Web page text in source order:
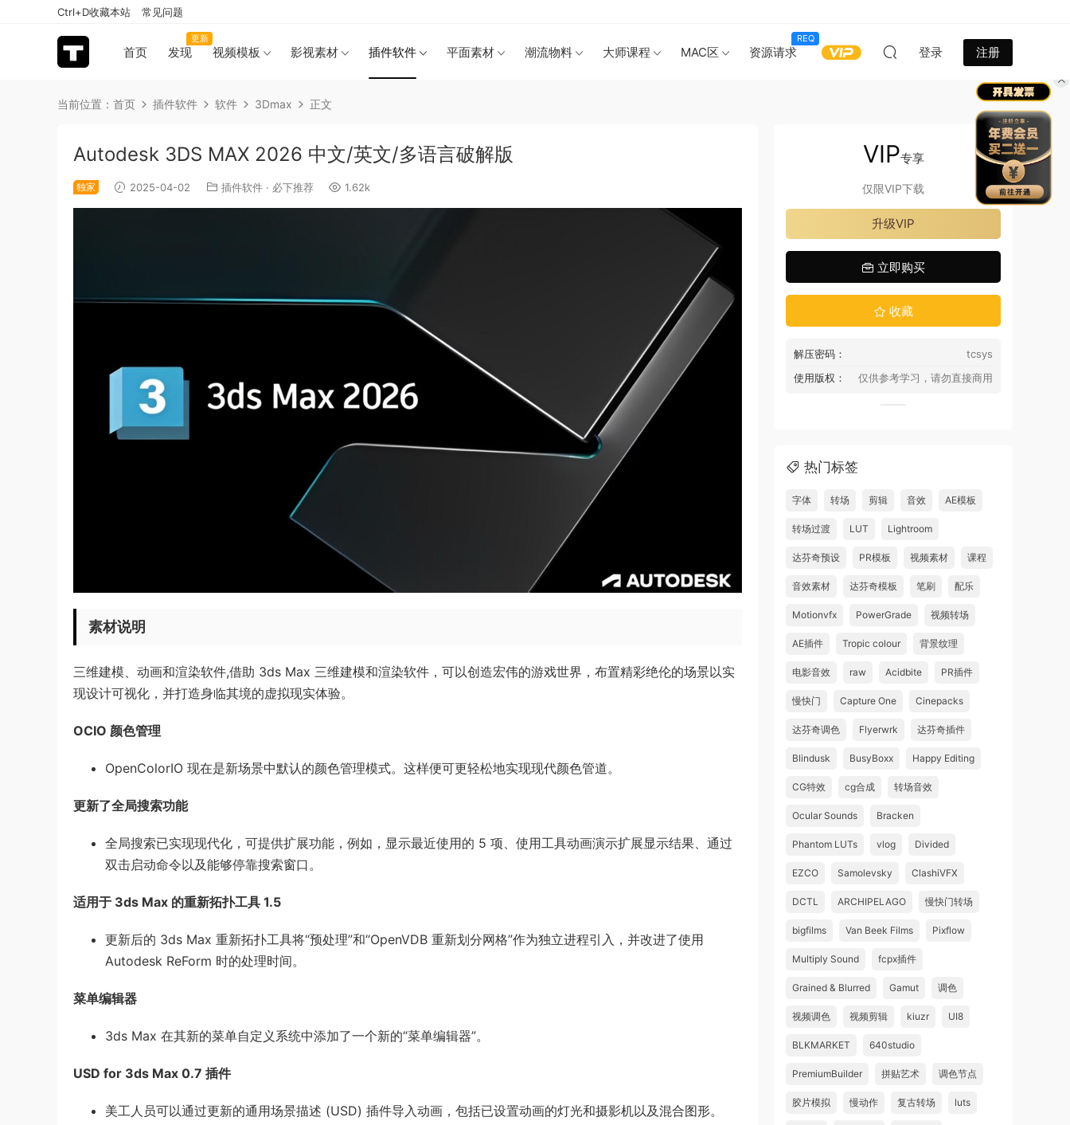
首页 发现
更新
视频模板 影视素材 插件软件 平面素材 潮流物料 大师课程 MAC区 资源请求
REQ
登录 注册
Ctrl+D收藏本站 常见问题
当前位置： 首页 插件软件 软件 3Dmax 正文
Autodesk 3DS MAX 2026 中文/英文/多语言破解版
独家 2025-04-02 插件软件 · 必下推荐 1.62k
素材说明
三维建模、动画和渲染软件,借助 3ds Max 三维建模和渲染软件，可以创造宏伟的游戏世界，布置精彩绝伦的场景以实
现设计可视化，并打造身临其境的虚拟现实体验。
OCIO 颜色管理
OpenColorIO 现在是新场景中默认的颜色管理模式。这样便可更轻松地实现现代颜色管道。
更新了全局搜索功能
全局搜索已实现现代化，可提供扩展功能，例如，显示最近使用的 5 项、使用工具动画演示扩展显示结果、通过
双击启动命令以及能够停靠搜索窗口。
适用于 3ds Max 的重新拓扑工具 1.5
更新后的 3ds Max 重新拓扑工具将“预处理”和“OpenVDB 重新划分网格”作为独立进程引入，并改进了使用
Autodesk ReForm 时的处理时间。
菜单编辑器
3ds Max 在其新的菜单自定义系统中添加了一个新的“菜单编辑器”。
USD for 3ds Max 0.7 插件
美工人员可以通过更新的通用场景描述 (USD) 插件导入动画，包括已设置动画的灯光和摄影机以及混合图形。
VIP专享
仅限VIP下载
升级VIP
立即购买
收藏
解压密码：
tcsys
使用版权：
仅供参考学习，请勿直接商用
热门标签
字体 转场 剪辑 音效 AE模板
转场过渡 LUT Lightroom
达芬奇预设 PR模板 视频素材 课程
音效素材 达芬奇模板 笔刷 配乐
Motionvfx PowerGrade 视频转场
AE插件 Tropic colour 背景纹理
电影音效 raw Acidbite PR插件
慢快门 Capture One Cinepacks
达芬奇调色 Flyerwrk 达芬奇插件
Blindusk BusyBoxx Happy Editing
CG特效 cg合成 转场音效
Ocular Sounds Bracken
Phantom LUTs vlog Divided
EZCO Samolevsky ClashiVFX
DCTL ARCHIPELAGO 慢快门转场
bigfilms Van Beek Films Pixflow
Multiply Sound fcpx插件
Grained & Blurred Gamut 调色
视频调色 视频剪辑 kiuzr UI8
BLKMARKET 640studio
PremiumBuilder 拼贴艺术 调色节点
胶片模拟 慢动作 复古转场 luts